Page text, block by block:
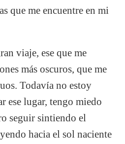
que me encuentre en mi
viaje, ese que me
más oscuros, que me
Todavía no estoy
ese lugar, tengo miedo
seguir sintiendo el
hacia el sol naciente